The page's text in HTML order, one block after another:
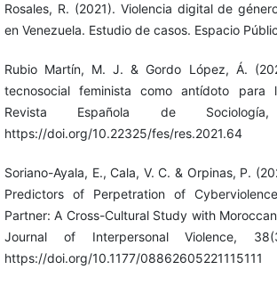
Rosales, R. (2021). Violencia digital de
en Venezuela. Estudio de casos. Espacio
Rubio Martín, M. J. & Gordo López, Á.
tecnosocial feminista como antídoto para
Revista Española de
https://doi.org/10.22325/fes/res.2021.64
Soriano-Ayala, E., Cala, V. C. & Orpinas, P.
Predictors of Perpetration of
Partner: A Cross-Cultural Study with
Journal of Interpersonal Violence,
https://doi.org/10.1177/08862605221115111